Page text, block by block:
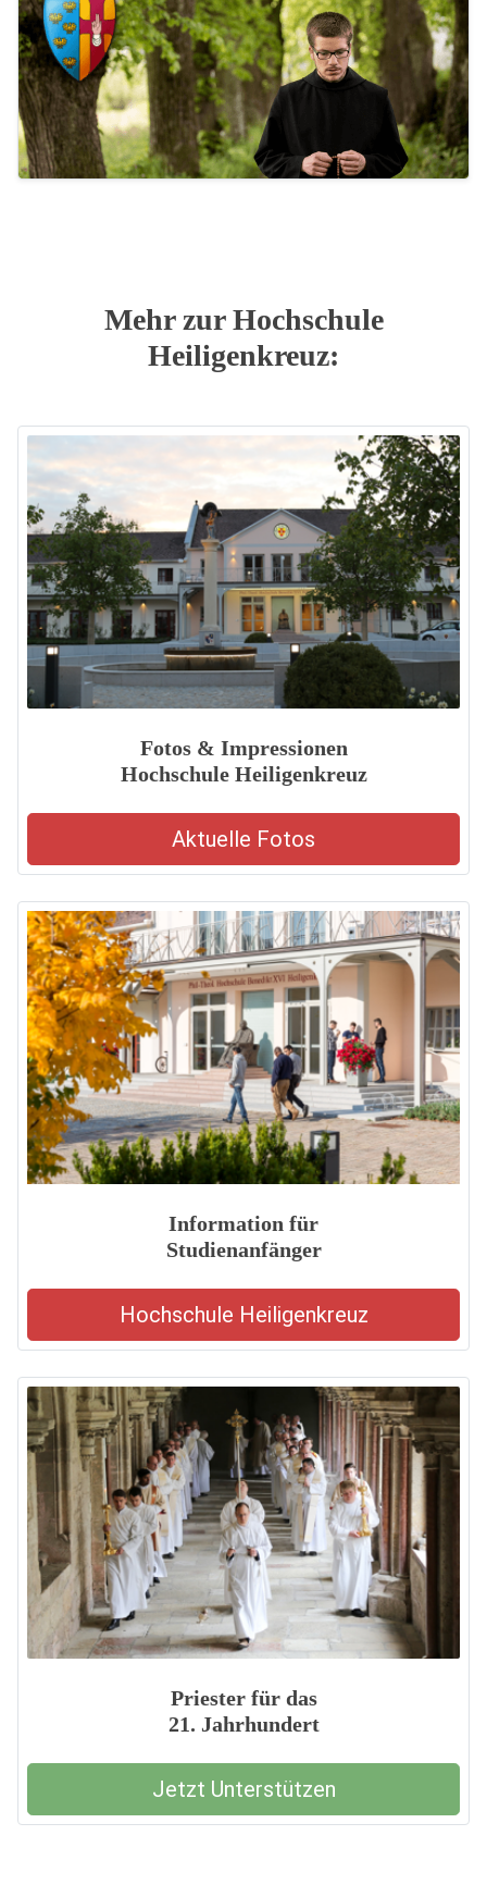
Mehr zur Hochschule
Heiligenkreuz:
Fotos & Impressionen
Hochschule Heiligenkreuz
Aktuelle Fotos
Information für
Studienanfänger
Hochschule Heiligenkreuz
Priester für das
21. Jahrhundert
Jetzt Unterstützen